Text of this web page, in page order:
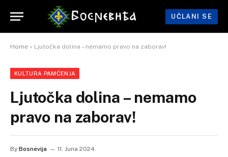
UČLANI SE
Home » Ljutočka dolina – nemamo pravo na zaborav!
KULTURA PAMĆENJA
Ljutočka dolina – nemamo
pravo na zaborav!
By Bosnevija 11. Juna 2024.